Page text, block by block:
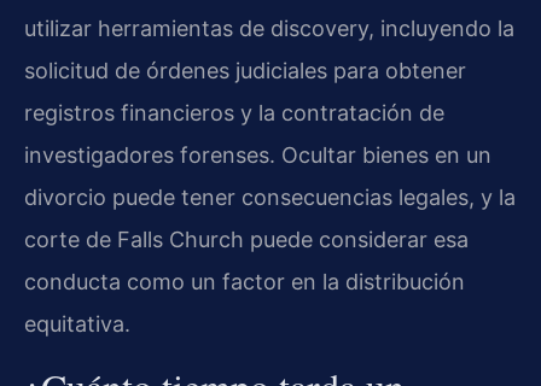
utilizar herramientas de discovery, incluyendo la
solicitud de órdenes judiciales para obtener
registros financieros y la contratación de
investigadores forenses. Ocultar bienes en un
divorcio puede tener consecuencias legales, y la
corte de Falls Church puede considerar esa
conducta como un factor en la distribución
equitativa.